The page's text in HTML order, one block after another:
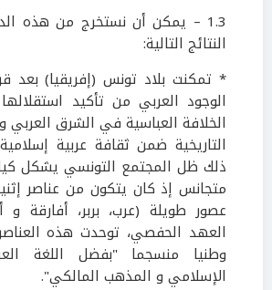
1.3 – يمكن أن نستخرج من هذه
النتائج التالية:
* تمكنت بلاد تونس (إفريقيا)
الوجود العربي من تأكيد
الخلافة العباسية في الشرق العربي
التاريخية ضمن ثقافة عربية
ذلك ظل المجتمع التونسي يشكل
متجانس إذ كان يتكون من عناصر
عصور طويلة (عرب، بربر، أفارقة
العهد الحفصي، توحدت هذه
وطنيا منسجما "بفضل اللغة
الإسلامي و المذهب المالكي".